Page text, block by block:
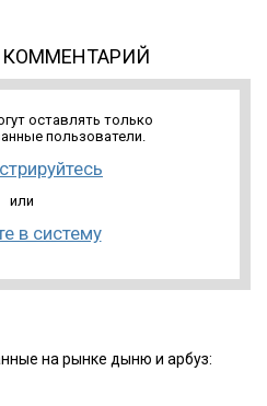
оставлять только
пользователи.
или
в систему
на рынке дыню и арбуз: